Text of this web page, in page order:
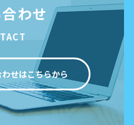
わせ
せはこちらから